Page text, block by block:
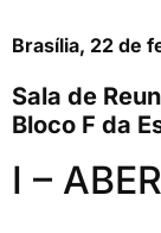
Brasília, 22 de
Sala de
Bloco F da
I –